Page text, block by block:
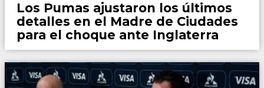
Los Pumas ajustaron los últimos
detalles en el Madre de Ciudades
para el choque ante Inglaterra